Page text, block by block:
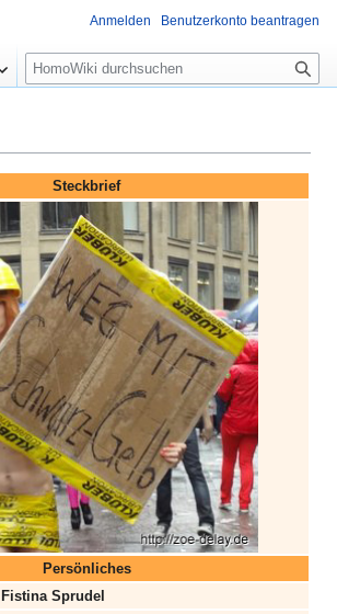
Steckbrief
Persönliches
Fistina Sprudel
Anmelden Benutzerkonto beantragen
Suche